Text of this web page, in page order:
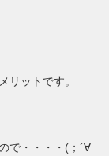
リットです。
で・・・・(；´∀